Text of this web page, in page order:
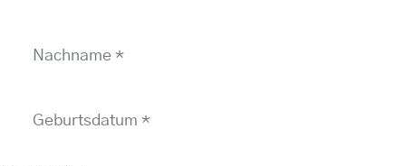
Nachname *
Geburtsdatum *